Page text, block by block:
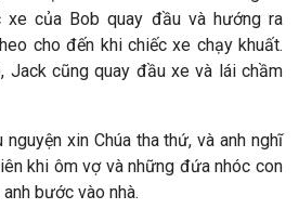
của Bob quay đầu và hướng ra
cho đến khi chiếc xe chạy khuất.
Jack cũng quay đầu xe và lái chầm
xin Chúa tha thứ, và anh nghĩ
khi ôm vợ và những đứa nhóc con
bước vào nhà.